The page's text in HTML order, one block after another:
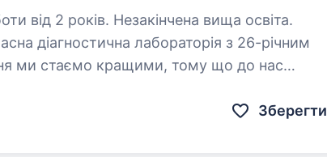
від 2 років. Незакінчена вища освіта.
діагностична лабораторія з 26-річним
ми стаємо кращими, тому що до нас
Зберегти